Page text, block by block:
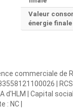
Valeur
énergie finale
commerciale de
|
| Capital
: NC |